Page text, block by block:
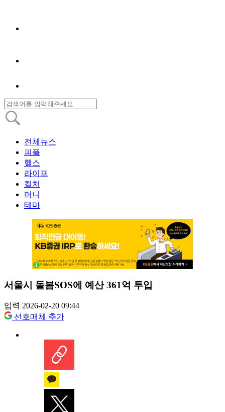
전체뉴스
피플
헬스
라이프
컬처
머니
테마
서울시 돌봄SOS에 예산 361억 투입
입력 2026-02-20 09:44
선호매체 추가